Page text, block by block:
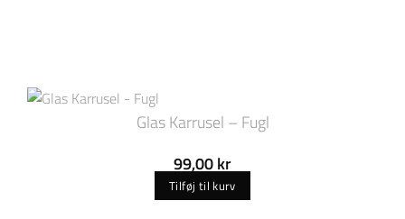
Glas Karrusel – Fugl
99,00kr
Tilføj til kurv